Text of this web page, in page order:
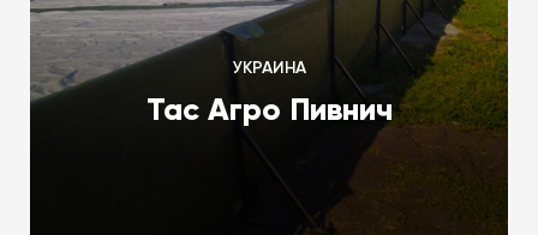
УКРАИНА
Тас Агро Пивнич